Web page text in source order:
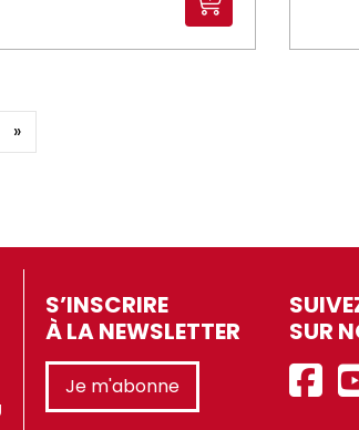
»
S’INSCRIRE
À LA NEWSLETTER
Je m'abonne
SUR